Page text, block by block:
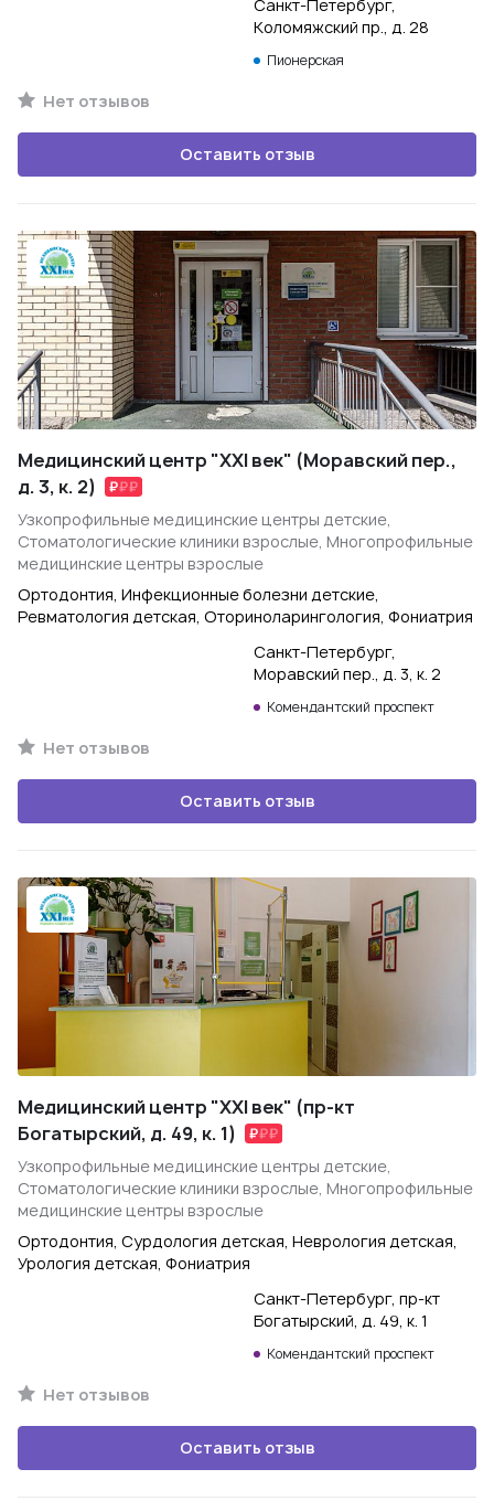
Санкт-Петербург,
Коломяжский пр., д. 28
Пионерская
Нет отзывов
Оставить отзыв
Медицинский центр "XXI век" (Моравский пер.,
д. 3, к. 2)
Узкопрофильные медицинские центры детские,
Стоматологические клиники взрослые, Многопрофильные
медицинские центры взрослые
Ортодонтия, Инфекционные болезни детские,
Ревматология детская, Оториноларингология, Фониатрия
Санкт-Петербург,
Моравский пер., д. 3, к. 2
Комендантский проспект
Нет отзывов
Оставить отзыв
Медицинский центр "XXI век" (пр-кт
Богатырский, д. 49, к. 1)
Узкопрофильные медицинские центры детские,
Стоматологические клиники взрослые, Многопрофильные
медицинские центры взрослые
Ортодонтия, Сурдология детская, Неврология детская,
Урология детская, Фониатрия
Санкт-Петербург, пр-кт
Богатырский, д. 49, к. 1
Комендантский проспект
Нет отзывов
Оставить отзыв